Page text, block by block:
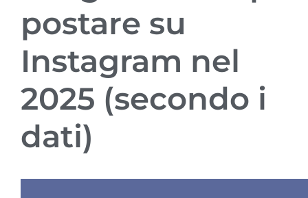
postare su
Instagram nel
2025 (secondo i
dati)